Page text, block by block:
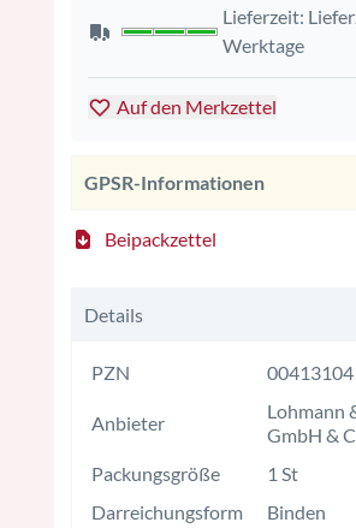
Lieferzeit:
Werktage
Auf den Merkzettel
GPSR-Informationen
Beipackzettel
Details
PZN 00413104
Anbieter
Lohmann
GmbH &
Packungsgröße
1 St
Darreichungsform
Binden